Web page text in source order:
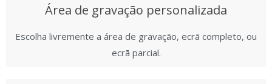
Área de gravação personalizada
Escolha livremente a área de gravação, ecrã completo, ou
ecrã parcial.